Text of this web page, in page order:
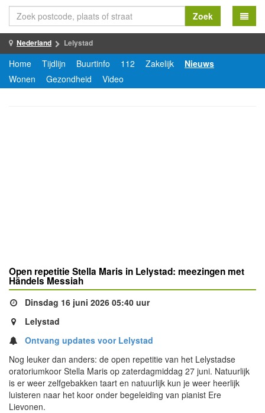
Zoek
Nederland Lelystad
Home Tijdlijn Buurtinfo 112 Zakelijk
Nieuws
Wonen
Gezondheid Video
Open repetitie Stella Maris in Lelystad: meezingen met
Händels Messiah
Dinsdag 16 juni 2026 05:40 uur
Lelystad
Ontvang updates voor Lelystad
Nog leuker dan anders: de open repetitie van het Lelystadse
oratoriumkoor Stella Maris op zaterdagmiddag 27 juni. Natuurlijk
is er weer zelfgebakken taart en natuurlijk kun je weer heerlijk
luisteren naar het koor onder begeleiding van pianist Ere
Lievonen.